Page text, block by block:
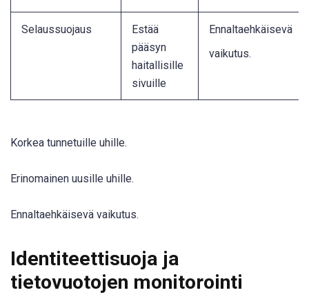
Selaussuojaus
Estää
pääsyn
haitallisille
sivuille
Ennaltaehkäisevä
vaikutus.
Korkea tunnetuille uhille.
Erinomainen uusille uhille.
Ennaltaehkäisevä vaikutus.
Identiteettisuoja ja
tietovuotojen monitorointi